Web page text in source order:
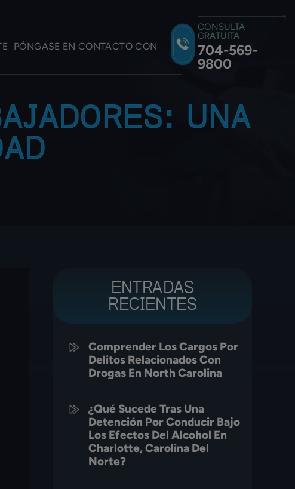
PÓNGASE EN CONTACTO CON
CONSULTA
GRATUITA
704-569-
9800
UNA
ENTRADAS
RECIENTES
Comprender Los Cargos Por
Delitos Relacionados Con
Drogas En North Carolina
¿Qué Sucede Tras Una
Detención Por Conducir Bajo
Los Efectos Del Alcohol En
Charlotte, Carolina Del
Norte?